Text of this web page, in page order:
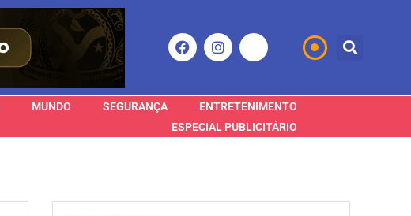
MUNDO SEGURANÇA
ENTRETENIMENTO
ESPECIAL PUBLICITÁRIO